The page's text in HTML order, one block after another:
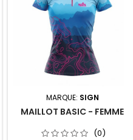
MARQUE: SIGN
MAILLOT BASIC - FEMME
(0)